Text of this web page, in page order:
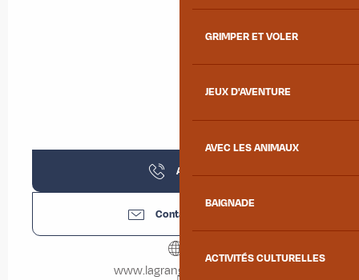
GRIMPER ET VOLER
JEUX D'AVENTURE
AVEC LES ANIMAUX
BAIGNADE
ACTIVITÉS CULTURELLES
Appeler
Contactez-nous
www.lagrangedepierre.fr